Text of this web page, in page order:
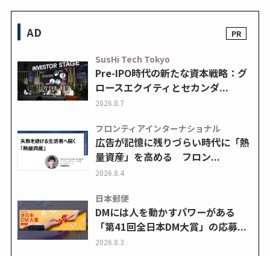
AD
SusHi Tech Tokyo
Pre-IPO時代の新たな資本戦略：グ
ロースエクイティとセカンダ...
2026.8.7
フロンティアインターナショナル
広告が記憶に残りづらい時代に「熱
量資産」を高める フロン...
2026.8.4
日本郵便
DMには人を動かすパワーがある
「第41回全日本DM大賞」の応募...
2026.8.3